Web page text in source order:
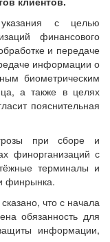
с целью
финансового
и передаче
информации о
биометрическим
а также в целях
пояснительная
при сборе и
финорганизаций с
терминалы и
финрынка.
что с начала
обязанность для
информации,